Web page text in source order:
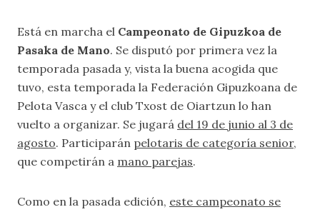
Está en marcha el Campeonato de Gipuzkoa de
Pasaka de Mano. Se disputó por primera vez la
temporada pasada y, vista la buena acogida que
tuvo, esta temporada la Federación Gipuzkoana de
Pelota Vasca y el club Txost de Oiartzun lo han
vuelto a organizar. Se jugará del 19 de junio al 3 de
agosto. Participarán pelotaris de categoría senior,
que competirán a mano parejas.
Como en la pasada edición, este campeonato se